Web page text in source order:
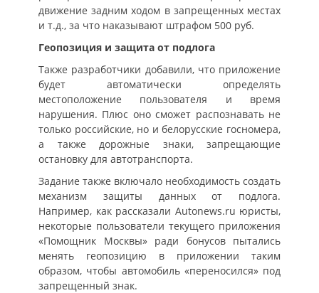
движение задним ходом в запрещенных местах
и т.д., за что наказывают штрафом 500 руб.
Геопозиция и защита от подлога
Также разработчики добавили, что приложение
будет автоматически определять
местоположение пользователя и время
нарушения. Плюс оно сможет распознавать не
только российские, но и белорусские госномера,
а также дорожные знаки, запрещающие
остановку для автотранспорта.
Задание также включало необходимость создать
механизм защиты данных от подлога.
Например, как рассказали Autonews.ru юристы,
некоторые пользователи текущего приложения
«Помощник Москвы» ради бонусов пытались
менять геопозицию в приложении таким
образом, чтобы автомобиль «переносился» под
запрещенный знак.